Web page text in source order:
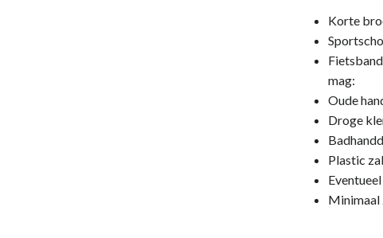
Korte
mag:
Oude
Droge
Plastic
Minimaal